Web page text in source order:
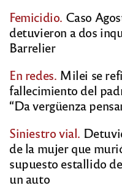
Femicidio. Caso
detuvieron a dos
Barrelier
En redes. Milei se
fallecimiento del
“Da vergüenza
Siniestro vial.
de la mujer que
supuesto estallido
un auto